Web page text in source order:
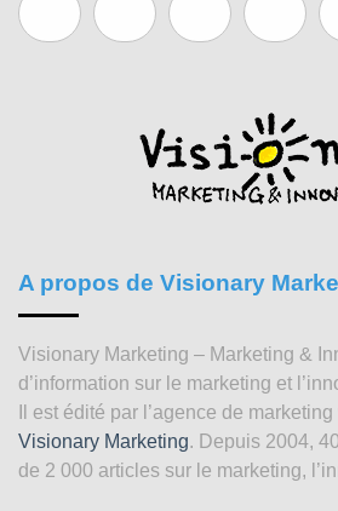
A propos de Visionary
Visionary Marketing – Marketing &
d’information sur le marketing et
Il est édité par l’agence de
Visionary Marketing. Depuis 2004,
de 2 000 articles sur le marketing,